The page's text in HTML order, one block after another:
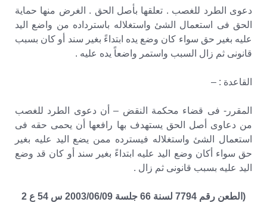
دعوى الطرد للغصب . تعلقها بأصل الحق . الغرض منها حماية
الحق فى استعمال الشئ واستغلاله باسترداده من واضع اليد
عليه بغير حق سواء كان وضع يده ابتداءً بغير سند أو كان بسبب
قانونى ثم زال السبب واستمر واضعاً يده عليه .
القاعدة : –
المقرر- فى قضاء محكمة النقض – أن دعوى الطرد للغصب
من دعاوى أصل الحق يستهدف بها رافعها أن يحمى حقه فى
استعمال الشئ واستغلاله فيسترده ممن يضع اليد عليه بغير
حق سواء أكان وضع اليد عليه ابتداءً بغير سند أو كان قد وضع
اليد عليه بسبب قانونى ثم زال .
(الطعن رقم 7794 لسنة 66 جلسة 2003/06/09 س 54 ع 2